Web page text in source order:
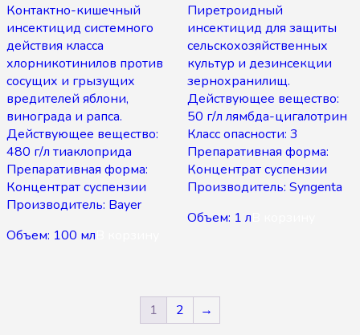
Контактно-кишечный
инсектицид системного
действия класса
хлорникотинилов против
сосущих и грызущих
вредителей яблони,
винограда и рапса.
Действующее вещество:
480 г/л тиаклоприда
Препаративная форма:
Концентрат суспензии
Производитель: Bayer
Объем: 100 мл
Пиретроидный
инсектицид для защиты
сельскохозяйственных
культур и дезинсекции
зернохранилищ.
Действующее вещество:
50 г/л лямбда-цигалотрин
Класс опасности: 3
Препаративная форма:
Концентрат суспензии
Производитель: Syngenta
Объем: 1 л
1 2 →